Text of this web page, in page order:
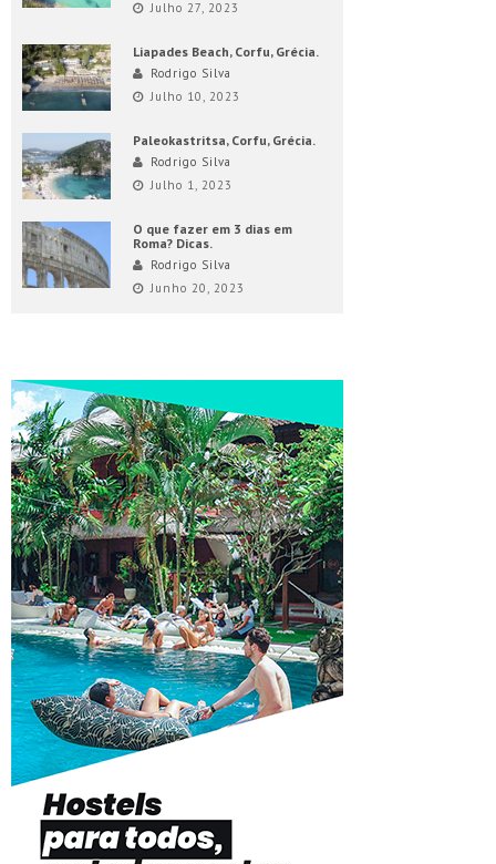
Julho 27, 2023
Liapades Beach, Corfu, Grécia.
Rodrigo Silva
Julho 10, 2023
Paleokastritsa, Corfu, Grécia.
Rodrigo Silva
Julho 1, 2023
O que fazer em 3 dias em
Roma? Dicas.
Rodrigo Silva
Junho 20, 2023